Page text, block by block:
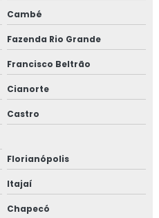
a incêndio
Cambé
Fazenda Rio Grande
Francisco Beltrão
Cianorte
Castro
Florianópolis
Itajaí
Chapecó